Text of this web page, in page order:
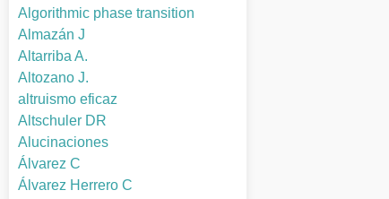
Algorithmic phase transition
Almazán J
Altarriba A.
Altozano J.
altruismo eficaz
Altschuler DR
Alucinaciones
Álvarez C
Álvarez Herrero C